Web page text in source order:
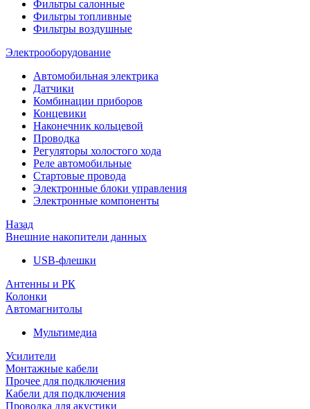
Фильтры салонные
Фильтры топливные
Фильтры воздушные
Электрооборудование
Автомобильная электрика
Датчики
Комбинации приборов
Концевики
Наконечник кольцевой
Проводка
Регуляторы холостого хода
Реле автомобильные
Стартовые провода
Электронные блоки управления
Электронные компоненты
Назад
Внешние накопители данных
USB-флешки
Антенны и РК
Колонки
Автомагнитолы
Мультимедиа
Усилители
Монтажные кабели
Прочее для подключения
Кабели для подключения
Проводка для акустики